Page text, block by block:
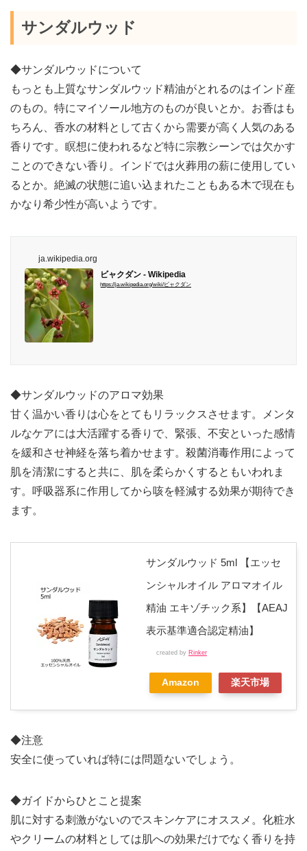
サンダルウッド
◆サンダルウッドについて
もっとも上質なサンダルウッド精油がとれるのはインド産
のもの。特にマイソール地方のものが良いとか。お香はも
ちろん、香水の材料として古くから需要が高く人気のある
香りです。瞑想に使われるなど特に宗教シーンでは欠かす
ことのできない香り。インドでは火葬用の薪に使用してい
るとか。絶滅の状態に追い込まれたこともある木で現在も
かなり希少性が高いようです。
ja.wikipedia.org
ビャクダン - Wikipedia
https://ja.wikipedia.org/wiki/ビャクダン
◆サンダルウッドのアロマ効果
甘く温かい香りは心をとてもリラックスさせます。メンタ
ルなケアには大活躍する香りで、緊張、不安といった感情
を緩和させ神経を落ち着かせます。殺菌消毒作用によって
肌を清潔にすると共に、肌を柔らかくするともいわれま
す。呼吸器系に作用してから咳を軽減する効果が期待でき
ます。
サンダルウッド 5ml 【エッセ
ンシャルオイル アロマオイル
精油 エキゾチック系】【AEAJ
表示基準適合認定精油】
created by Rinker
Amazon 楽天市場
◆注意
安全に使っていれば特には問題ないでしょう。
◆ガイドからひとこと提案
肌に対する刺激がないのでスキンケアにオススメ。化粧水
やクリームの材料としては肌への効果だけでなく香りを持